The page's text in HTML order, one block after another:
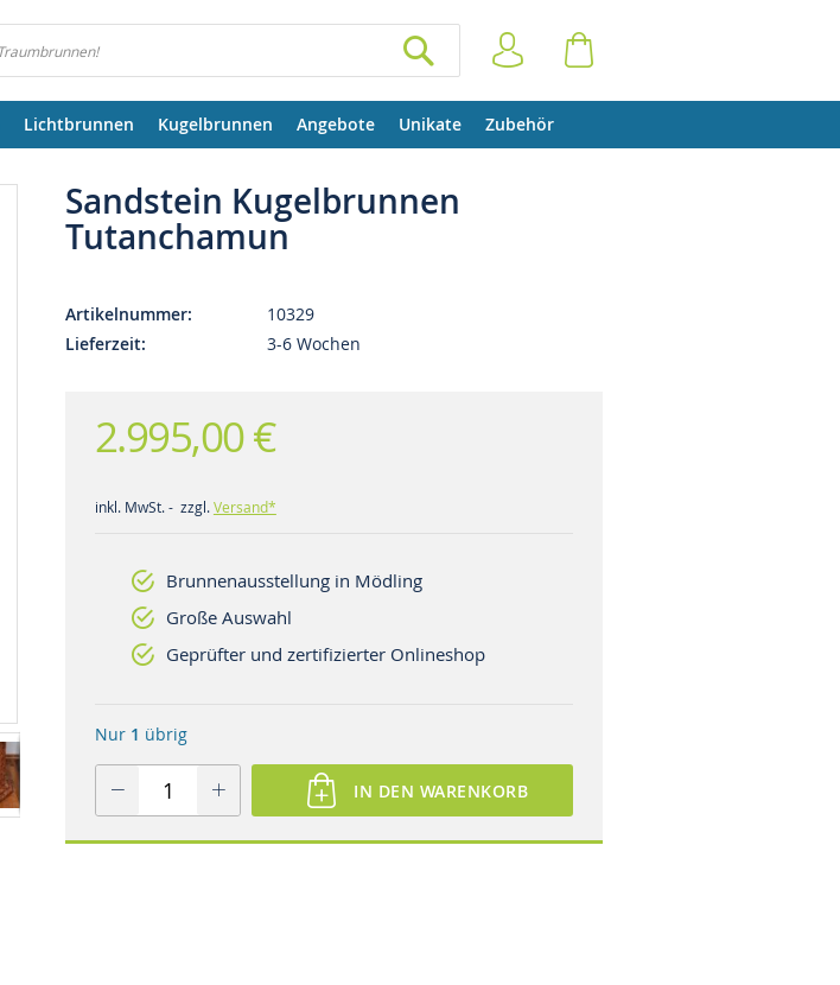
Anmelden
Lichtbrunnen Kugelbrunnen Angebote Unikate Zubehör
Sandstein Kugelbrunnen
Tutanchamun
Artikelnummer
10329
Lieferzeit
3-6 Wochen
2.995,00 €
inkl. MwSt. - zzgl.Versand*
Brunnenausstellung in Mödling
Große Auswahl
Geprüfter und zertifizierter Onlineshop
Nur 1 übrig
IN DEN WARENKORB